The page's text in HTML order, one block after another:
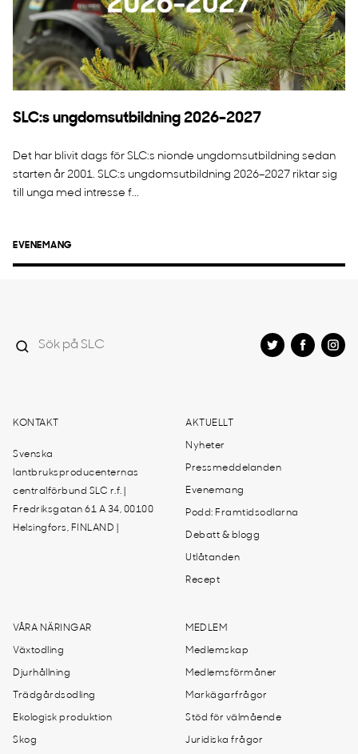
SLC:s ungdomsutbildning 2026–2027
Det har blivit dags för SLC:s nionde ungdomsutbildning sedan
starten år 2001. SLC:s ungdomsutbildning 2026–2027 riktar sig
till unga med intresse f...
EVENEMANG
KONTAKT
Svenska
lantbruksproducenternas
centralförbund SLC r.f. |
Fredriksgatan 61 A 34, 00100
Helsingfors, FINLAND |
AKTUELLT
Nyheter
Pressmeddelanden
Evenemang
Podd: Framtidsodlarna
Debatt & blogg
Utlåtanden
Recept
VÅRA NÄRINGAR
Växtodling
Djurhållning
Trädgårdsodling
Ekologisk produktion
Skog
MEDLEM
Medlemskap
Medlemsförmåner
Markägarfrågor
Stöd för välmående
Juridiska frågor